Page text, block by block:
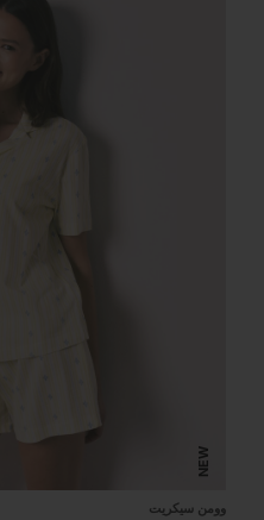
NEW
وومن سيكريت